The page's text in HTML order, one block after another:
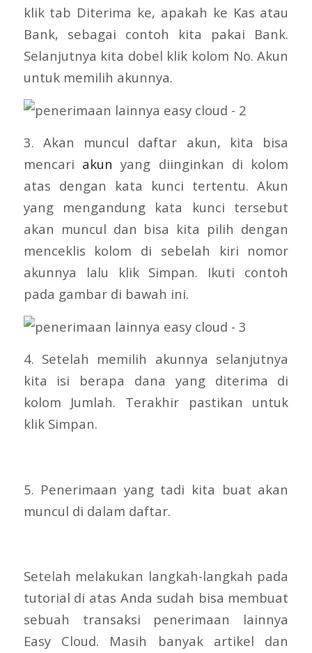
klik tab Diterima ke, apakah ke Kas atau
Bank, sebagai contoh kita pakai Bank.
Selanjutnya kita dobel klik kolom No. Akun
untuk memilih akunnya.
3. Akan muncul daftar akun, kita bisa
mencari akun yang diinginkan di kolom
atas dengan kata kunci tertentu. Akun
yang mengandung kata kunci tersebut
akan muncul dan bisa kita pilih dengan
menceklis kolom di sebelah kiri nomor
akunnya lalu klik Simpan. Ikuti contoh
pada gambar di bawah ini.
4. Setelah memilih akunnya selanjutnya
kita isi berapa dana yang diterima di
kolom Jumlah. Terakhir pastikan untuk
klik Simpan.
5. Penerimaan yang tadi kita buat akan
muncul di dalam daftar.
Setelah melakukan langkah-langkah pada
tutorial di atas Anda sudah bisa membuat
sebuah transaksi penerimaan lainnya
Easy Cloud. Masih banyak artikel dan